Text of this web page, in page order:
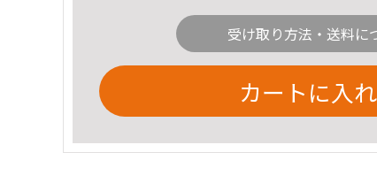
受け取り方法・送料に
カートに入